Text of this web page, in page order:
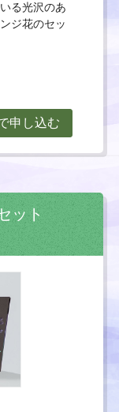
る光沢のあ
ジ花のセッ
申し込む
ット